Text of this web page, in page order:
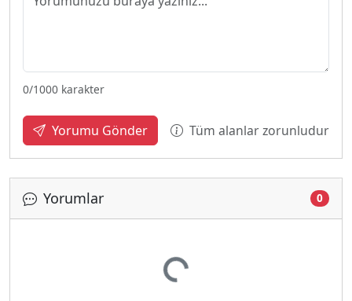
0/1000 karakter
Yorumu Gönder Tüm alanlar zorunludur
Yorumlar 0
Yükleniyor...